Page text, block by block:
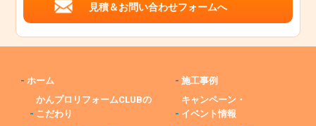
見積＆お問い合わせフォームへ
- ホーム
-
かんプロリフォームCLUBの
こだわり
-施工事例
-
キャンペーン・
イベント情報